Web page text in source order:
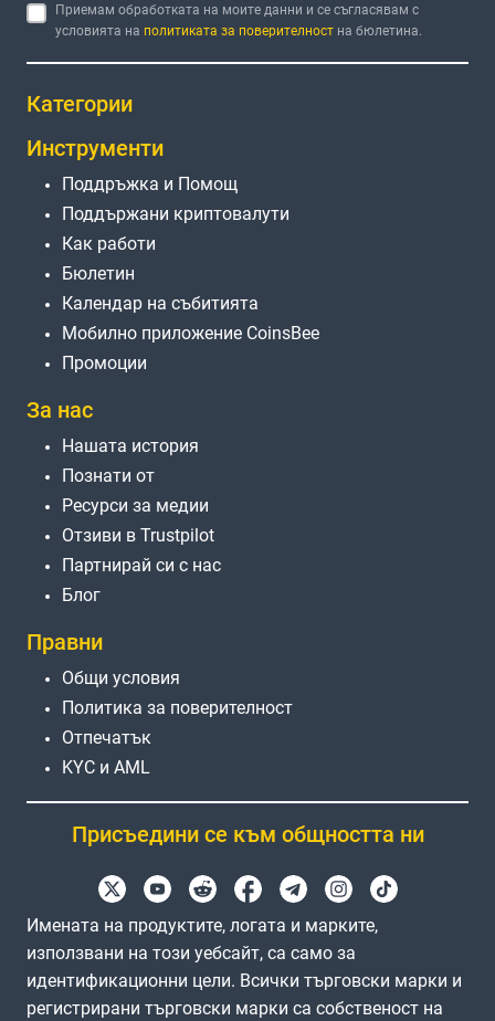
Приемам обработката на моите данни и се съгласявам с
условията на политиката за поверителност на бюлетина.
Категории
Инструменти
Поддръжка и Помощ
Поддържани криптовалути
Как работи
Бюлетин
Календар на събитията
Мобилно приложение CoinsBee
Промоции
За нас
Нашата история
Познати от
Ресурси за медии
Отзиви в Trustpilot
Партнирай си с нас
Блог
Правни
Общи условия
Политика за поверителност
Отпечатък
KYC и AML
Присъедини се към общността ни
Имената на продуктите, логата и марките,
използвани на този уебсайт, са само за
идентификационни цели. Всички търговски марки и
регистрирани търговски марки са собственост на